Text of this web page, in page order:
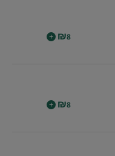
₪8
+
₪8
+